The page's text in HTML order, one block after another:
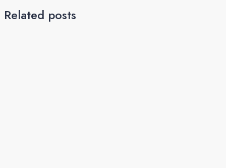
Related posts